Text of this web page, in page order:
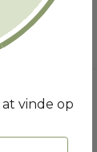
vinde op